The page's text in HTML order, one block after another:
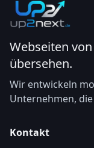
Webseiten
übersehen.
Wir entwickeln
Unternehmen,
Kontakt